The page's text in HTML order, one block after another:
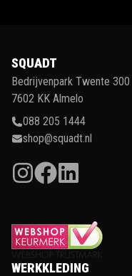
SQUADT
Bedrijvenpark Twente 300
7602 KK Almelo
088 205 1444
shop@squadt.nl
WERKKLEDING